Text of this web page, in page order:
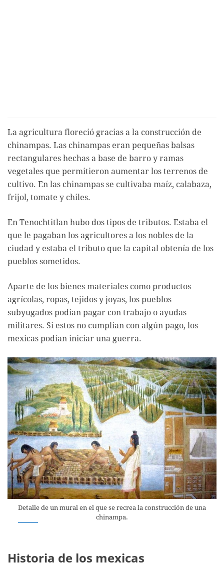
La agricultura floreció gracias a la construcción de
chinampas. Las chinampas eran pequeñas balsas
rectangulares hechas a base de barro y ramas
vegetales que permitieron aumentar los terrenos de
cultivo. En las chinampas se cultivaba maíz, calabaza,
frijol, tomate y chiles.
En Tenochtitlan hubo dos tipos de tributos. Estaba el
que le pagaban los agricultores a los nobles de la
ciudad y estaba el tributo que la capital obtenía de los
pueblos sometidos.
Aparte de los bienes materiales como productos
agrícolas, ropas, tejidos y joyas, los pueblos
subyugados podían pagar con trabajo o ayudas
militares. Si estos no cumplían con algún pago, los
mexicas podían iniciar una guerra.
Detalle de un mural en el que se recrea la construcción de una
chinampa.
Historia de los mexicas